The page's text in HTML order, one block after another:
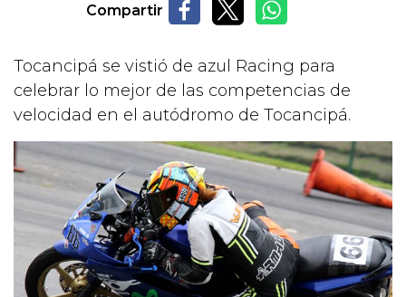
Compartir
Tocancipá se vistió de azul Racing para
celebrar lo mejor de las competencias de
velocidad en el autódromo de Tocancipá.